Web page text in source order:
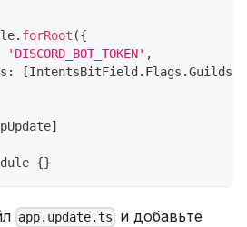
. forRoot ({
'DISCORD_BOT_TOKEN' ,
: [IntentsBitField . Flags .Guilds
]
{}
app.update.ts
и добавьте